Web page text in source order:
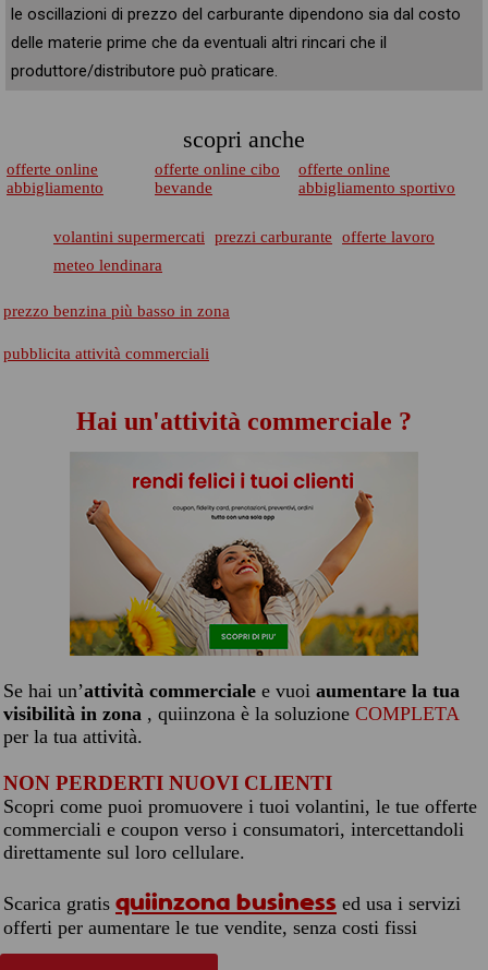
le oscillazioni di prezzo del carburante dipendono sia dal costo
delle materie prime che da eventuali altri rincari che il
produttore/distributore può praticare.
scopri anche
offerte online
abbigliamento
offerte online cibo
bevande
offerte online
abbigliamento sportivo
volantini supermercati prezzi carburante
offerte lavoro
meteo lendinara
prezzo benzina più basso in zona
pubblicita attività commerciali
Hai un'attività commerciale ?
Se hai un’attività commerciale e vuoi aumentare la tua
visibilità in zona , quiinzona è la soluzione COMPLETA
per la tua attività.
NON PERDERTI NUOVI CLIENTI
Scopri come puoi promuovere i tuoi volantini, le tue offerte
commerciali e coupon verso i consumatori, intercettandoli
direttamente sul loro cellulare.
Scarica gratis quiinzona business ed usa i servizi
offerti per aumentare le tue vendite, senza costi fissi